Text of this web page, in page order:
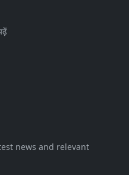
news and relevant